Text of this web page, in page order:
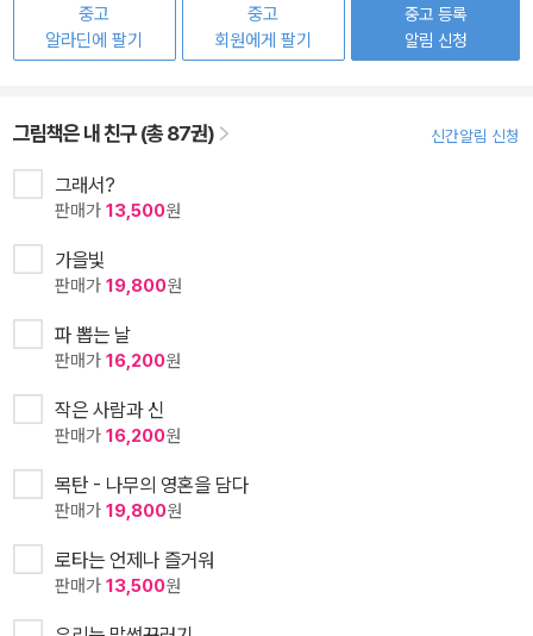
중고
알라딘에 팔기
중고
회원에게 팔기
중고 등록
알림 신청
그림책은 내 친구 (총 87권) 신간알림 신청
그래서?
판매가 13,500원
가을빛
판매가 19,800원
파 뽑는 날
판매가 16,200원
작은 사람과 신
판매가 16,200원
목탄 - 나무의 영혼을 담다
판매가 19,800원
로타는 언제나 즐거워
판매가 13,500원